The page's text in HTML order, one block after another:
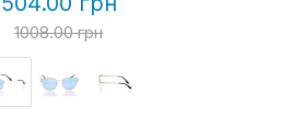
1008.00 грн